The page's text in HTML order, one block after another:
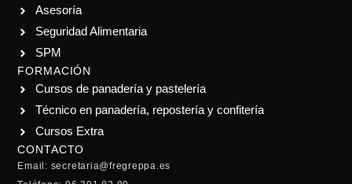
Asesoría
Seguridad Alimentaria
SPM
FORMACIÓN
Cursos de panadería y pastelería
Técnico en panadería, repostería y confitería
Cursos Extra
CONTACTO
Email: secretaria@fregreppa.es